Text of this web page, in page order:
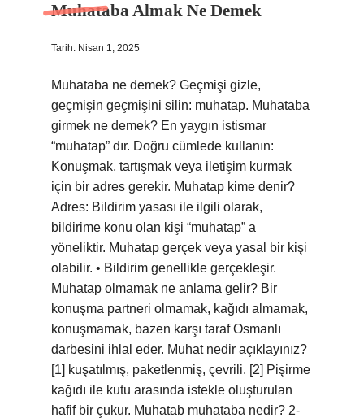
Muhataba Almak Ne Demek
Tarih: Nisan 1, 2025
Muhataba ne demek? Geçmişi gizle,
geçmişin geçmişini silin: muhatap. Muhataba
girmek ne demek? En yaygın istismar
“muhatap” dır. Doğru cümlede kullanın:
Konuşmak, tartışmak veya iletişim kurmak
için bir adres gerekir. Muhatap kime denir?
Adres: Bildirim yasası ile ilgili olarak,
bildirime konu olan kişi “muhatap” a
yöneliktir. Muhatap gerçek veya yasal bir kişi
olabilir. • Bildirim genellikle gerçekleşir.
Muhatap olmamak ne anlama gelir? Bir
konuşma partneri olmamak, kağıdı almamak,
konuşmamak, bazen karşı taraf Osmanlı
darbesini ihlal eder. Muhat nedir açıklayınız?
[1] kuşatılmış, paketlenmiş, çevrili. [2] Pişirme
kağıdı ile kutu arasında istekle oluşturulan
hafif bir çukur. Muhatab muhataba nedir? 2-